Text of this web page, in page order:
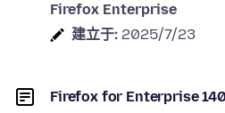
Firefox Enterprise
建立于: 2025/7/23
Firefox for Enterprise 140